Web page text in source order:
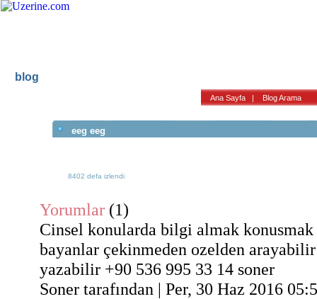
blog
Ana Sayfa | Blog Arama
eeg eeg
8402 defa izlendi
Yorumlar (1)
Cinsel konularda bilgi almak konusmak
bayanlar çekinmeden ozelden
yazabilir +90 536 995 33 14 soner
Soner tarafından | Per, 30 Haz 2016